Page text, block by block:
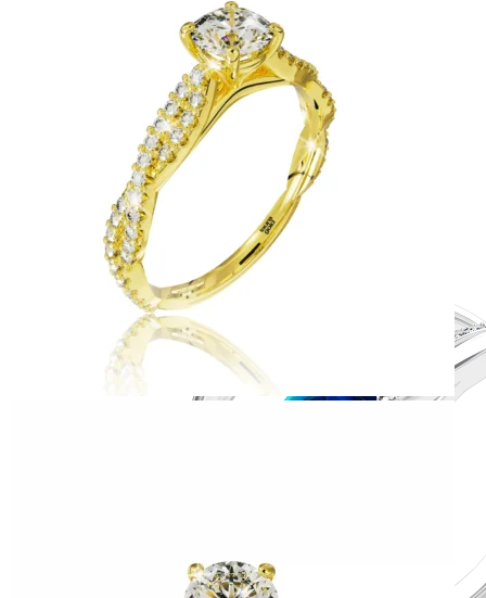
Zásnubné prstne z kolekcie Crown Beauty.